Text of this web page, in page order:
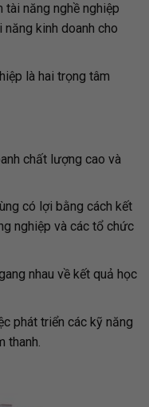
năng nghề nghiệp
kinh doanh cho
là hai trọng tâm
chất lượng cao và
có lợi bằng cách kết
nghiệp và các tổ chức
nhau về kết quả học
phát triển các kỹ năng
thanh.